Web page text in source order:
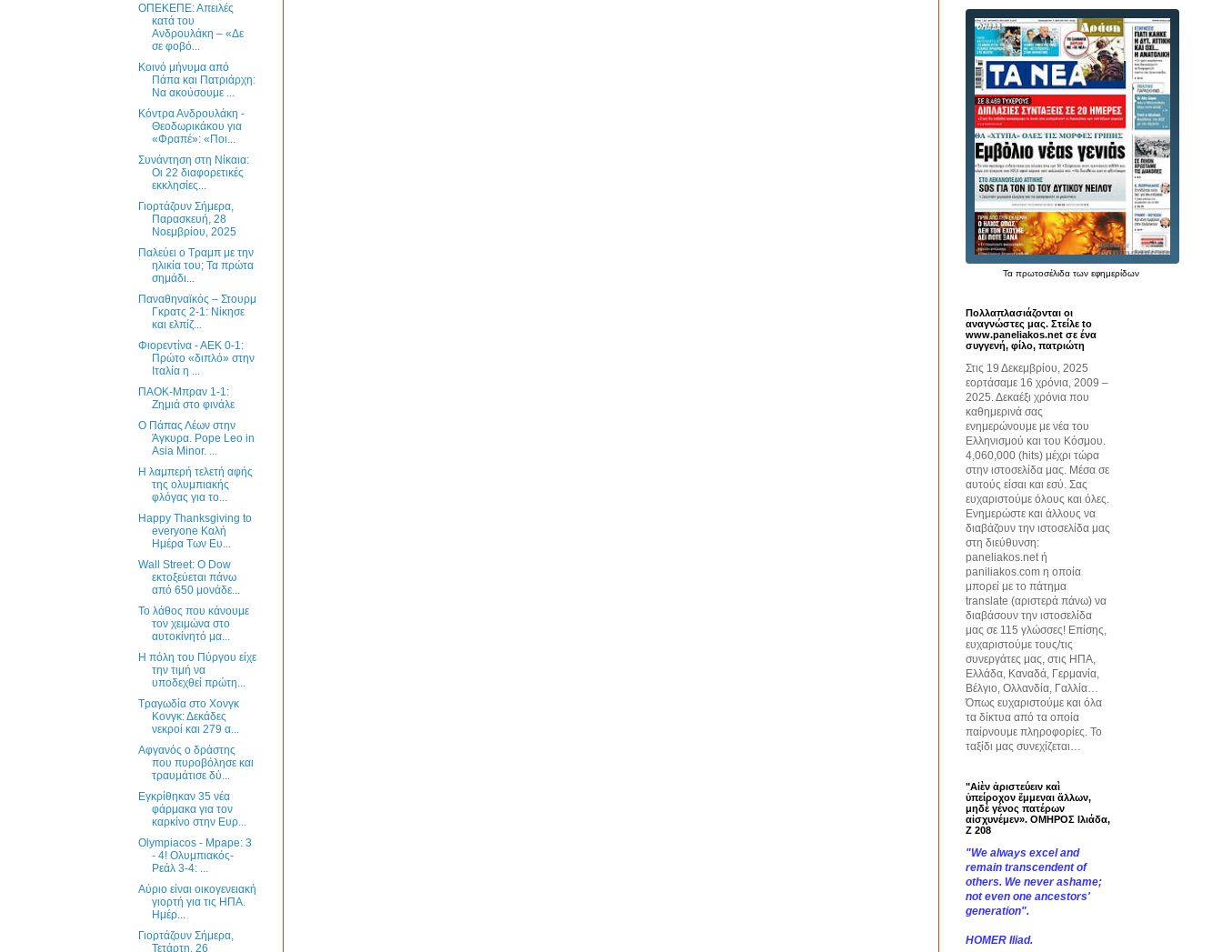
ΟΠΕΚΕΠΕ: Απειλές
κατά του
Ανδρουλάκη – «Δε
σε φοβό...
Κοινό μήνυμα από
Πάπα και Πατριάρχη:
Να ακούσουμε ...
Κόντρα Ανδρουλάκη -
Θεοδωρικάκου για
«Φραπέ»: «Ποι...
Συνάντηση στη Νίκαια:
Οι 22 διαφορετικές
εκκλησίες...
Γιορτάζουν Σήμερα,
Παρασκευή, 28
Νοεμβρίου, 2025
Παλεύει ο Τραμπ με την
ηλικία του; Τα πρώτα
σημάδι...
Παναθηναϊκός – Στουρμ
Γκρατς 2-1: Νίκησε
και ελπίζ...
Φιορεντίνα - ΑΕΚ 0-1:
Πρώτο «διπλό» στην
Ιταλία η ...
ΠΑΟΚ-Μπραν 1-1:
Ζημιά στο φινάλε
Ο Πάπας Λέων στην
Άγκυρα. Pope Leo in
Asia Minor. ...
Η λαμπερή τελετή αφής
της ολυμπιακής
φλόγας για το...
Happy Thanksgiving to
everyone Καλή
Ημέρα Των Ευ...
Wall Street: Ο Dow
εκτοξεύεται πάνω
από 650 μονάδε...
Το λάθος που κάνουμε
τον χειμώνα στο
αυτοκίνητό μα...
Η πόλη του Πύργου είχε
την τιμή να
υποδεχθεί πρώτη...
Τραγωδία στο Χονγκ
Κονγκ: Δεκάδες
νεκροί και 279 α...
Αφγανός ο δράστης
που πυροβόλησε και
τραυμάτισε δύ...
Εγκρίθηκαν 35 νέα
φάρμακα για τον
καρκίνο στην Ευρ...
Olympiacos - Μpape: 3
- 4! Ολυμπιακός-
Ρεάλ 3-4: ...
Αύριο είναι οικογενειακή
γιορτή για τις ΗΠΑ.
Ημέρ...
Γιορτάζουν Σήμερα,
Τετάρτη, 26
Τα πρωτοσέλιδα των εφημερίδων
Πολλαπλασιάζονται οι
αναγνώστες μας. Στείλε to
www.paneliakos.net σε ένα
συγγενή, φίλο, πατριώτη
Στις 19 Δεκεμβρίου, 2025
εορτάσαμε 16 χρόνια, 2009 –
2025. Δεκαέξι χρόνια που
καθημερινά σας
ενημερώνουμε με νέα του
Ελληνισμού και του Κόσμου.
4,060,000 (hits) μέχρι τώρα
στην ιστοσελίδα μας. Μέσα σε
αυτούς είσαι και εσύ. Σας
ευχαριστούμε όλους και όλες.
Ενημερώστε και άλλους να
διαβάζουν την ιστοσελίδα μας
στη διεύθυνση:
paneliakos.net ή
paniliakos.com η οποία
μπορεί με το πάτημα
translate (αριστερά πάνω) να
διαβάσουν την ιστοσελίδα
μας σε 115 γλώσσες! Επίσης,
ευχαριστούμε τους/τις
συνεργάτες μας, στις ΗΠΑ,
Ελλάδα, Καναδά, Γερμανία,
Βέλγιο, Ολλανδία, Γαλλία…
Όπως ευχαριστούμε και όλα
τα δίκτυα από τα οποία
παίρνουμε πληροφορίες. Το
ταξίδι μας συνεχίζεται…
"Αἰὲν ἀριστεύειν καὶ
ὑπείροχον ἔμμεναι ἄλλων,
μηδὲ γένος πατέρων
αἰσχυνέμεν». ΟΜΗΡΟΣ Ιλιάδα,
Ζ 208
"We always excel and
remain transcendent of
others. We never ashame;
not even one ancestors'
generation".
HOMER Iliad.